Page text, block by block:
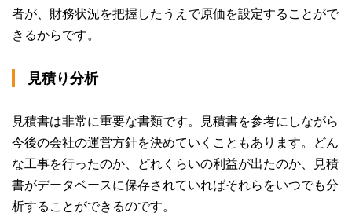
者が、財務状況を把握したうえで原価を設定することがで
きるからです。
見積り分析
見積書は非常に重要な書類です。見積書を参考にしながら
今後の会社の運営方針を決めていくこともあります。どん
な工事を行ったのか、どれくらいの利益が出たのか、見積
書がデータベースに保存されていればそれらをいつでも分
析することができるのです。